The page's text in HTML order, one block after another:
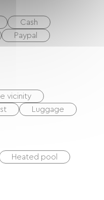
Cash
Paypal
vicinity
Luggage
Heated pool